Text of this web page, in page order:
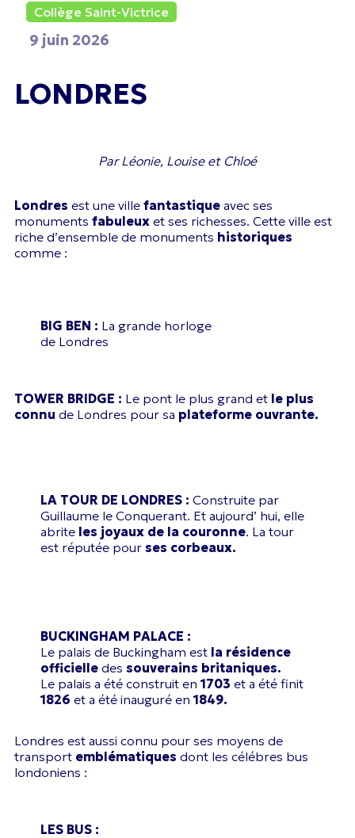
Collège Saint-Victrice
9 juin 2026
LONDRES
Par Léonie, Louise et Chloé
Londres est une ville fantastique avec ses
monuments fabuleux et ses richesses. Cette ville est
riche d’ensemble de monuments historiques
comme :
BIG BEN : La grande horloge
de Londres
TOWER BRIDGE : Le pont le plus grand et le plus
connu de Londres pour sa plateforme ouvrante.
LA TOUR DE LONDRES : Construite par
Guillaume le Conquerant. Et aujourd’ hui, elle
abrite les joyaux de la couronne. La tour
est réputée pour ses corbeaux.
BUCKINGHAM PALACE :
Le palais de Buckingham est la résidence
officielledes souverains britaniques.
Le palais a été construit en 1703 et a été finit
1826 et a été inauguré en 1849.
Londres est aussi connu pour ses moyens de
transport emblématiques dont les célébres bus
londoniens :
LES BUS :